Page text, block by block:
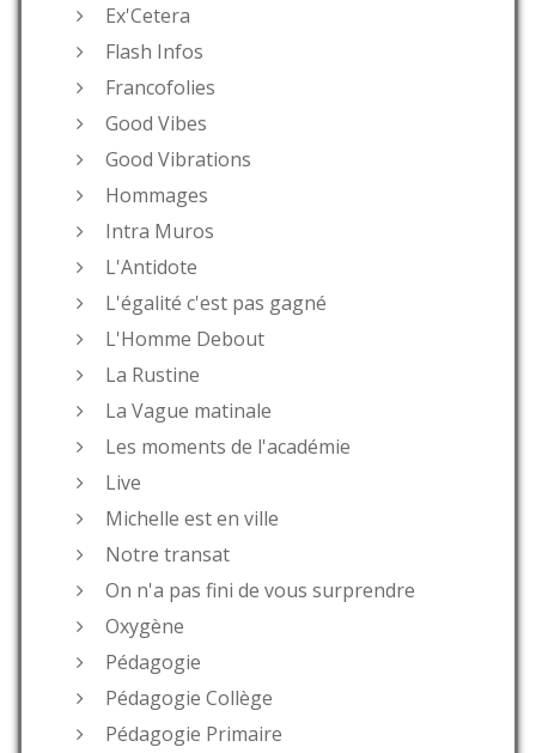
Ex'Cetera
Flash Infos
Francofolies
Good Vibes
Good Vibrations
Hommages
Intra Muros
L'Antidote
L'égalité c'est pas gagné
L'Homme Debout
La Rustine
La Vague matinale
Les moments de l'académie
Live
Michelle est en ville
Notre transat
On n'a pas fini de vous surprendre
Oxygène
Pédagogie
Pédagogie Collège
Pédagogie Primaire